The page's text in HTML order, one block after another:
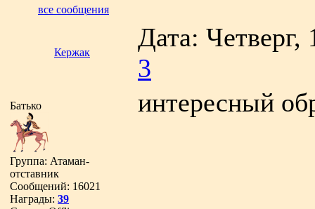
все сообщения
Кержак
Дата:
3
Батько
Группа: Атаман-
отставник
Сообщений: 16021
Награды: 39
интересный